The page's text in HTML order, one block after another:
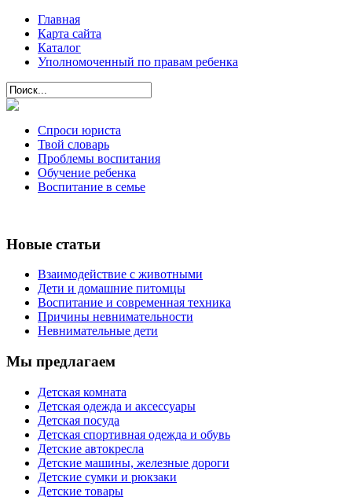
Главная
Карта сайта
Каталог
Уполномоченный по правам ребенка
Спроси юриста
Твой словарь
Проблемы воспитания
Обучение ребенка
Воспитание в семье
Новые статьи
Взаимодействие с животными
Дети и домашние питомцы
Воспитание и современная техника
Причины невнимательности
Невнимательные дети
Мы предлагаем
Детская комната
Детская одежда и аксессуары
Детская посуда
Детская спортивная одежда и обувь
Детские автокресла
Детские машины, железные дороги
Детские сумки и рюкзаки
Детские товары